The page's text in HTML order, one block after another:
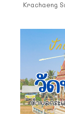
Krachaeng